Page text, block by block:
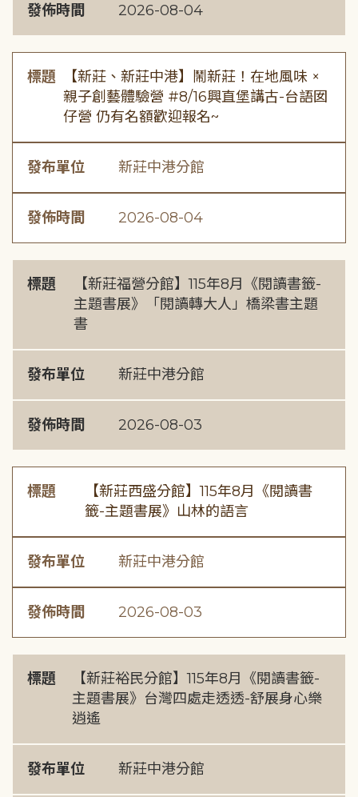
發佈時間 2026-08-04
標題
【新莊、新莊中港】鬧新莊！在地風味 ×
親子創藝體驗營 #8/16興直堡講古-台語囡
仔營 仍有名額歡迎報名~
發布單位 新莊中港分館
發佈時間 2026-08-04
標題
【新莊福營分館】115年8月《閱讀書籤-
主題書展》「閱讀轉大人」橋梁書主題
書
發布單位 新莊中港分館
發佈時間 2026-08-03
標題
【新莊西盛分館】115年8月《閱讀書
籤-主題書展》山林的語言
發布單位 新莊中港分館
發佈時間 2026-08-03
標題
【新莊裕民分館】115年8月《閱讀書籤-
主題書展》台灣四處走透透-舒展身心樂
逍遙
發布單位 新莊中港分館